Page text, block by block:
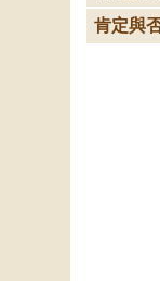
肯定與